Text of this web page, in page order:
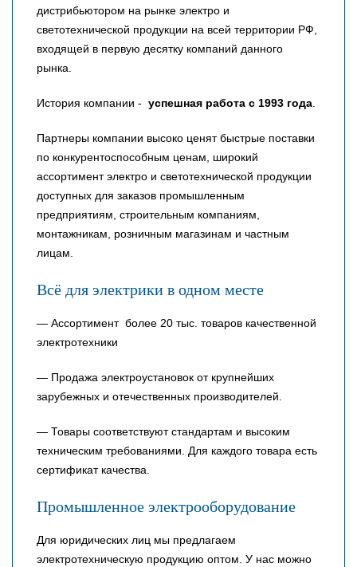
дистрибьютором на рынке электро и
светотехнической продукции на всей территории РФ,
входящей в первую десятку компаний данного
рынка.
История компании - успешная работа с 1993 года.
Партнеры компании высоко ценят быстрые поставки
по конкурентоспособным ценам, широкий
ассортимент электро и светотехнической продукции
доступных для заказов промышленным
предприятиям, строительным компаниям,
монтажникам, розничным магазинам и частным
лицам.
Всё для электрики в одном месте
— Ассортимент более 20 тыс. товаров качественной
электротехники
— Продажа электроустановок от крупнейших
зарубежных и отечественных производителей.
— Товары соответствуют стандартам и высоким
техническим требованиями. Для каждого товара есть
сертификат качества.
Промышленное электрооборудование
Для юридических лиц мы предлагаем
электротехническую продукцию оптом. У нас можно